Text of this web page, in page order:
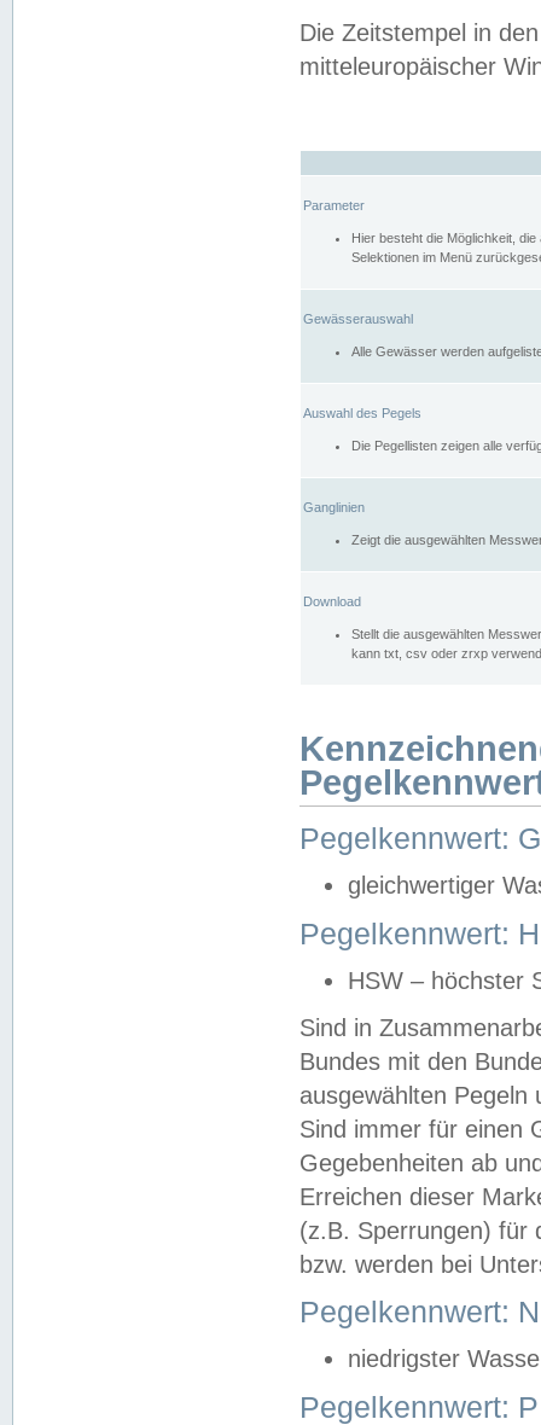
Die Zeitstempel in
mitteleuropäischer
Parameter
Hier besteht die Möglichkeit,
Selektionen im Menü
Gewässerauswahl
Alle Gewässer werden
Auswahl des Pegels
Die Pegellisten zeigen alle
Ganglinien
Zeigt die ausgewählten
Download
Stellt die ausgewählten
kann txt, csv oder zrxp
Pegelkennwert:
gleichwertiger
Pegelkennwert:
HSW – höchster
Sind in
Bundes mit den
ausgewählten
Sind immer für einen
Gegebenheiten ab
Erreichen dieser
(z.B. Sperrungen) für
bzw. werden bei
Pegelkennwert:
niedrigster
Pegelkennwert: